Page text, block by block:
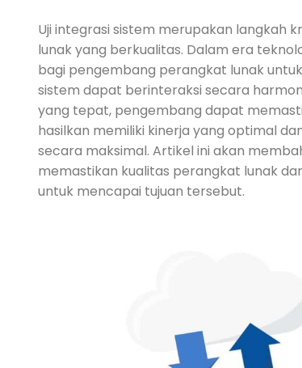
Uji integrasi ‍sistem⁢ merupakan langkah
lunak yang berkualitas. ‍Dalam era
bagi pengembang perangkat lunak
sistem dapat ⁤berinteraksi secara
yang tepat, pengembang⁢ dapat
hasilkan memiliki kinerja yang optimal
secara ‍maksimal.⁤ Artikel ini ⁢akan
memastikan kualitas perangkat lunak
untuk mencapai tujuan tersebut.